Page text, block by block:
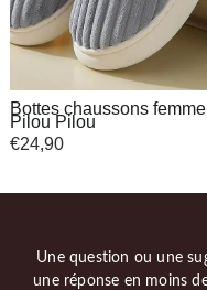
Bottes chaussons femme
Pilou Pilou
€24,90
Une question ou une
une réponse en moins